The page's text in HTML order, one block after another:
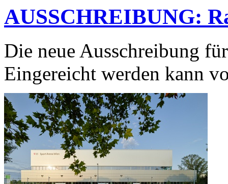
AUSSCHREIBUNG:
Die neue Ausschreibung
Eingereicht werden kann